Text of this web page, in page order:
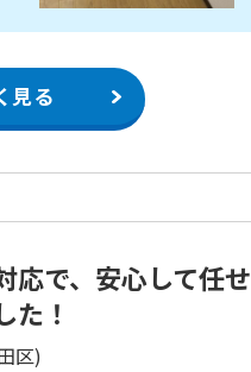
見る
応で、安心して任せ
た！
区)